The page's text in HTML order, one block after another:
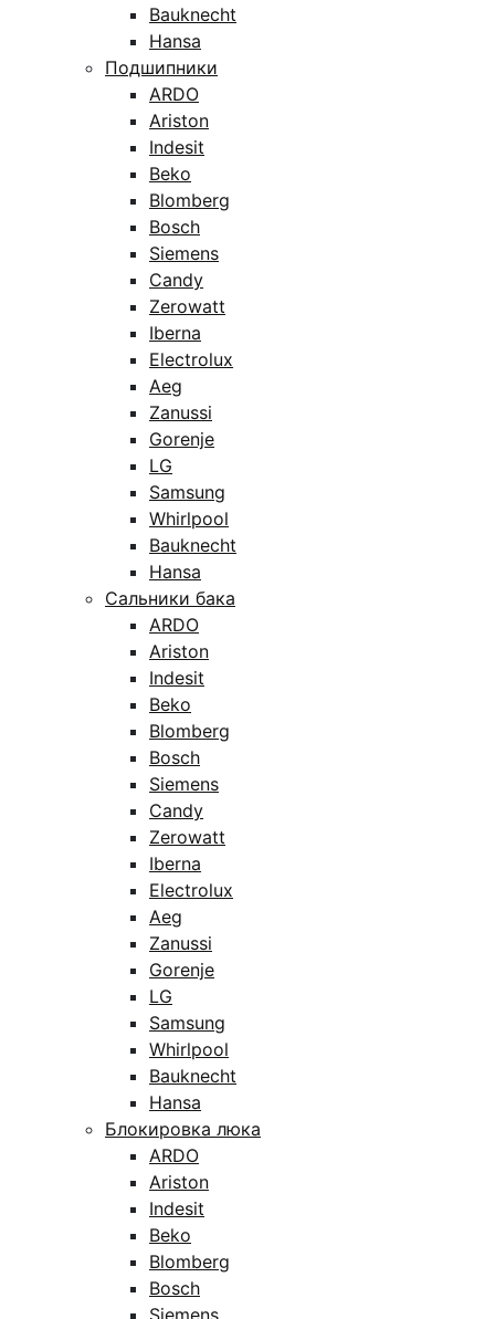
Bauknecht
Hansa
Подшипники
ARDO
Ariston
Indesit
Beko
Blomberg
Bosch
Siemens
Candy
Zerowatt
Iberna
Electrolux
Aeg
Zanussi
Gorenje
LG
Samsung
Whirlpool
Bauknecht
Hansa
Сальники бака
ARDO
Ariston
Indesit
Beko
Blomberg
Bosch
Siemens
Candy
Zerowatt
Iberna
Electrolux
Aeg
Zanussi
Gorenje
LG
Samsung
Whirlpool
Bauknecht
Hansa
Блокировка люка
ARDO
Ariston
Indesit
Beko
Blomberg
Bosch
Siemens